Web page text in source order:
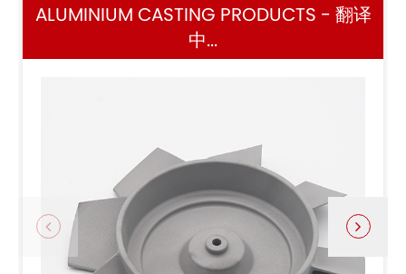
ALUMINIUM CASTING PRODUCTS - 翻译
中...